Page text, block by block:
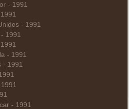
- 1991
- 1991
1991
- 1991
- 1991
- 1991